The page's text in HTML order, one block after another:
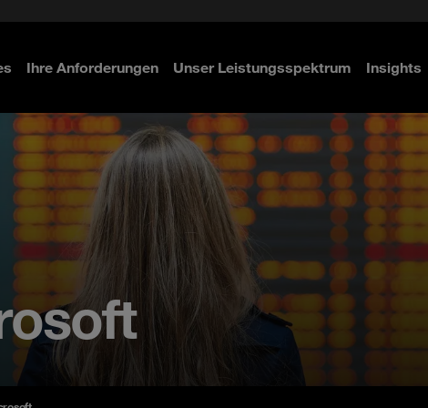
Ihre Anforderungen
Access Management
Unser Leistungsspektrum Insights